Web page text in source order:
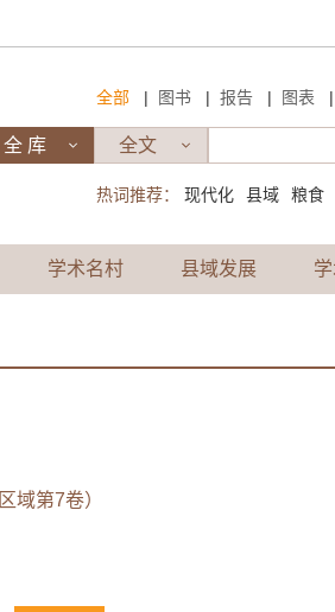
全部 | 图书 | 报告 | 图表 |
热词推荐： 现代化 县域 粮食
学术名村 县域发展
域第7卷）